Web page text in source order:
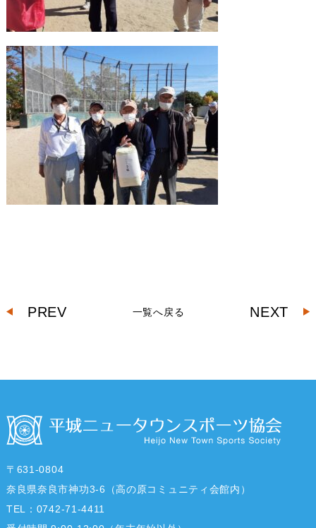
PREV 一覧へ戻る NEXT
〒631-0804
奈良県奈良市神功3-6（高の原コミュニティ会館内）
TEL：0742-71-4411